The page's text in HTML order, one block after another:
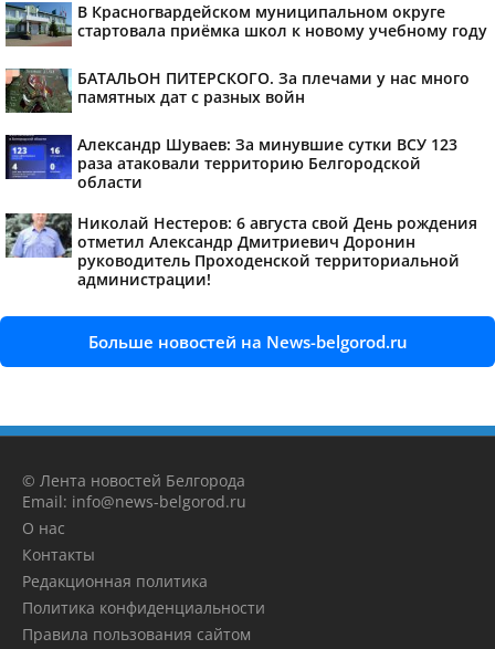
В Красногвардейском муниципальном округе
стартовала приёмка школ к новому учебному году
БАТАЛЬОН ПИТЕРСКОГО. За плечами у нас много
памятных дат с разных войн
Александр Шуваев: За минувшие сутки ВСУ 123
раза атаковали территорию Белгородской
области
Николай Нестеров: 6 августа свой День рождения
отметил Александр Дмитриевич Доронин
руководитель Проходенской территориальной
администрации!
Больше новостей на News-belgorod.ru
© Лента новостей Белгорода
Email: info@news-belgorod.ru
О нас
Контакты
Редакционная политика
Политика конфиденциальности
Правила пользования сайтом